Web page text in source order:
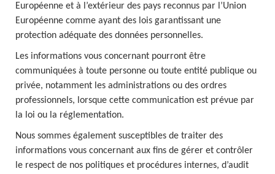
Européenne et à l’extérieur des pays reconnus par l’Union
Européenne comme ayant des lois garantissant une
protection adéquate des données personnelles.
Les informations vous concernant pourront être
communiquées à toute personne ou toute entité publique ou
privée, notamment les administrations ou des ordres
professionnels, lorsque cette communication est prévue par
la loi ou la réglementation.
Nous sommes également susceptibles de traiter des
informations vous concernant aux fins de gérer et contrôler
le respect de nos politiques et procédures internes, d’audit